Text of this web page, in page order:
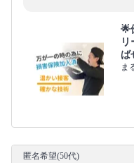
🌟
ば
ま
匿名希望(50代)